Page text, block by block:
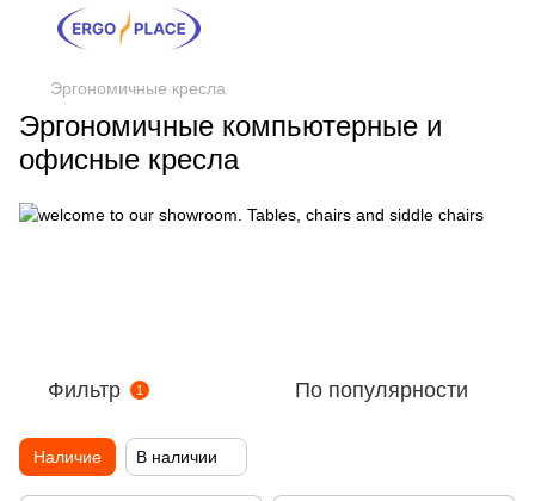
Эргономичные кресла
Эргономичные компьютерные и
офисные кресла
Фильтр 1 По популярности
Наличие В наличии